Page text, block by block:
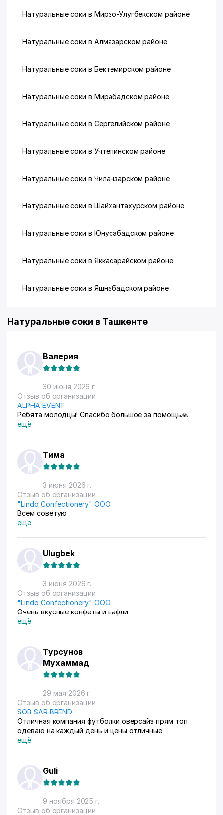
Натуральные соки в Мирзо-Улугбекском районе
Натуральные соки в Алмазарском районе
Натуральные соки в Бектемирском районе
Натуральные соки в Мирабадском районе
Натуральные соки в Сергелийском районе
Натуральные соки в Учтепинском районе
Натуральные соки в Чиланзарском районе
Натуральные соки в Шайхантахурском районе
Натуральные соки в Юнусабадском районе
Натуральные соки в Яккасарайском районе
Натуральные соки в Яшнабадском районе
Натуральные соки в Ташкенте
Валерия
30 июня 2026 г.
Отзыв об организации
ALPHA EVENT
Ребята молодцы! Спасибо большое за помощь🙏
ещё
Тима
3 июня 2026 г.
Отзыв об организации
"Lindo Confectionery" ООО
Всем советую
ещё
Ulugbek
3 июня 2026 г.
Отзыв об организации
"Lindo Confectionery" ООО
Очень вкусные конфеты и вафли
ещё
Турсунов
Мухаммад
29 мая 2026 г.
Отзыв об организации
SOB SAR BREND
Отличная компания футболки оверсайз прям топ
одеваю на каждый день и цены отличные
ещё
Guli
9 ноября 2025 г.
Отзыв об организации